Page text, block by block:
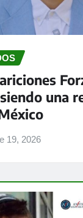
una
19, 2026